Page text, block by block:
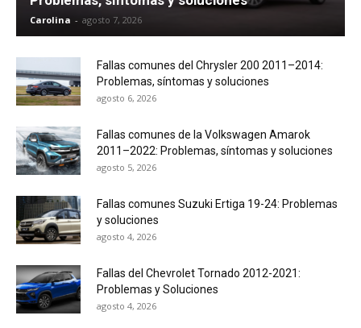
Carolina - agosto 7, 2026
Fallas comunes del Chrysler 200 2011–2014:
Problemas, síntomas y soluciones
agosto 6, 2026
Fallas comunes de la Volkswagen Amarok
2011–2022: Problemas, síntomas y soluciones
agosto 5, 2026
Fallas comunes Suzuki Ertiga 19-24: Problemas
y soluciones
agosto 4, 2026
Fallas del Chevrolet Tornado 2012-2021:
Problemas y Soluciones
agosto 4, 2026